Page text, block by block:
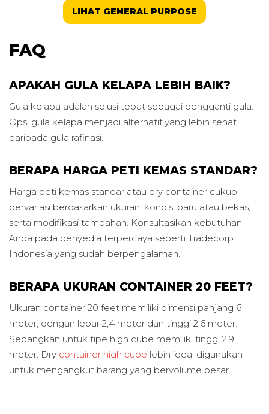
LIHAT GENERAL PURPOSE
FAQ
APAKAH GULA KELAPA LEBIH BAIK?
Gula kelapa adalah solusi tepat sebagai pengganti gula.
Opsi gula kelapa menjadi alternatif yang lebih sehat
daripada gula rafinasi.
BERAPA HARGA PETI KEMAS STANDAR?
Harga peti kemas standar atau dry container cukup
bervariasi berdasarkan ukuran, kondisi baru atau bekas,
serta modifikasi tambahan. Konsultasikan kebutuhan
Anda pada penyedia terpercaya seperti Tradecorp
Indonesia yang sudah berpengalaman.
BERAPA UKURAN CONTAINER 20 FEET?
Ukuran container 20 feet memiliki dimensi panjang 6
meter, dengan lebar 2,4 meter dan tinggi 2,6 meter.
Sedangkan untuk tipe high cube memiliki tinggi 2,9
meter. Dry container high cube lebih ideal digunakan
untuk mengangkut barang yang bervolume besar.